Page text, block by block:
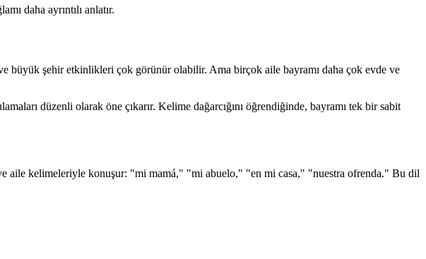
daha ayrıntılı anlatır.
büyük şehir etkinlikleri çok görünür olabilir. Ama birçok aile bayramı daha çok evde ve
düzenli olarak öne çıkarır. Kelime dağarcığını öğrendiğinde, bayramı tek bir sabit
aile kelimeleriyle konuşur: "mi mamá," "mi abuelo," "en mi casa," "nuestra ofrenda." Bu dil